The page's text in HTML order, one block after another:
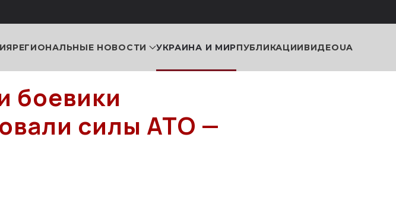
РЕГИОНАЛЬНЫЕ НОВОСТИ УКРАИНА И МИРПУБЛИКАЦИИВИДЕОUA
боевики
силы АТО —